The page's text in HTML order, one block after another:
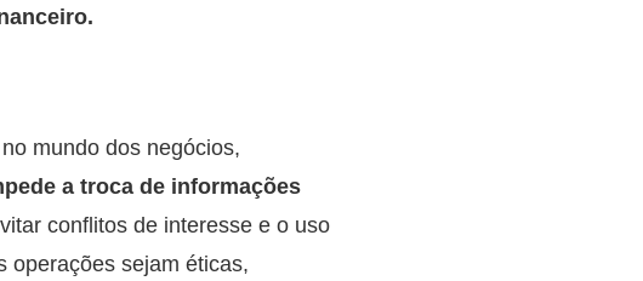
mundo dos negócios,
a troca de informações
conflitos de interesse e o uso
operações sejam éticas,